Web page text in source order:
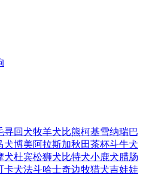
寻回犬牧羊犬比熊柯基雪纳瑞巴
犬博美阿拉斯加秋田茶杯斗牛犬
犬杜宾松狮犬比特犬小鹿犬腊肠
卡犬法斗哈士奇边牧猎犬吉娃娃